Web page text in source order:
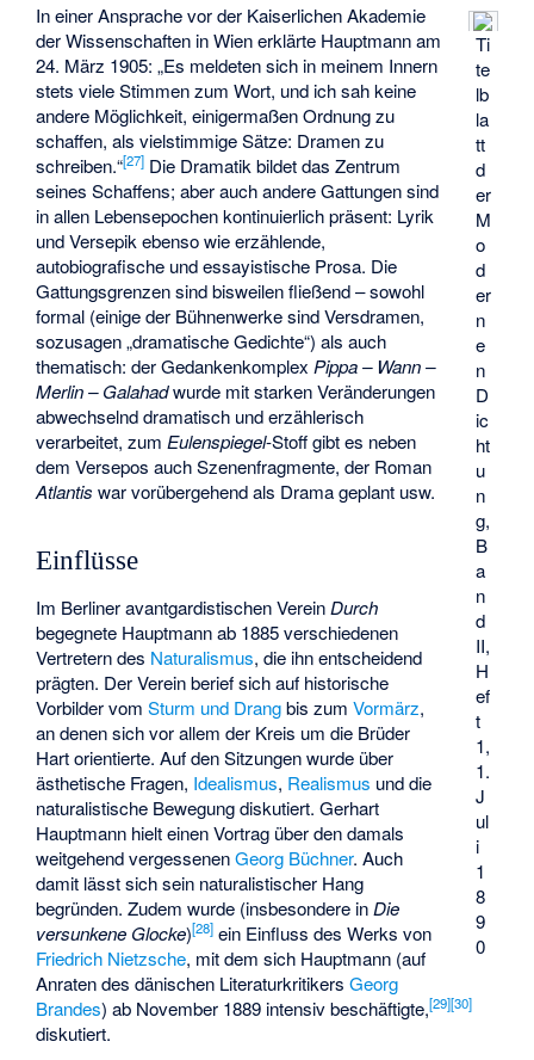
Ti
te
lb
la
tt
d
er
M
o
d
er
n
e
n
D
ic
ht
u
n
g,
B
a
n
d
II,
H
ef
t
1,
1.
J
ul
i
1
8
9
0
In einer Ansprache vor der Kaiserlichen Akademie
der Wissenschaften in Wien erklärte Hauptmann am
24. März 1905: „Es meldeten sich in meinem Innern
stets viele Stimmen zum Wort, und ich sah keine
andere Möglichkeit, einigermaßen Ordnung zu
schaffen, als vielstimmige Sätze: Dramen zu
schreiben.“[27] Die Dramatik bildet das Zentrum
seines Schaffens; aber auch andere Gattungen sind
in allen Lebensepochen kontinuierlich präsent: Lyrik
und Versepik ebenso wie erzählende,
autobiografische und essayistische Prosa. Die
Gattungsgrenzen sind bisweilen fließend – sowohl
formal (einige der Bühnenwerke sind Versdramen,
sozusagen „dramatische Gedichte“) als auch
thematisch: der Gedankenkomplex Pippa – Wann –
Merlin – Galahadwurde mit starken Veränderungen
abwechselnd dramatisch und erzählerisch
verarbeitet, zum Eulenspiegel-Stoff gibt es neben
dem Versepos auch Szenenfragmente, der Roman
Atlantis war vorübergehend als Drama geplant usw.
Einflüsse
Im Berliner avantgardistischen VereinDurch
begegnete Hauptmann ab 1885 verschiedenen
Vertretern des Naturalismus, die ihn entscheidend
prägten. Der Verein berief sich auf historische
Vorbilder vomSturm und Drangbis zumVormärz,
an denen sich vor allem der Kreis um die Brüder
Hart orientierte. Auf den Sitzungen wurde über
ästhetische Fragen, Idealismus, Realismus und die
naturalistische Bewegung diskutiert. Gerhart
Hauptmann hielt einen Vortrag über den damals
weitgehend vergessenenGeorg Büchner. Auch
damit lässt sich sein naturalistischer Hang
begründen. Zudem wurde (insbesondere inDie
versunkene Glocke)[28] ein Einfluss des Werks von
Friedrich Nietzsche, mit dem sich Hauptmann (auf
Anraten des dänischen LiteraturkritikersGeorg
Brandes) ab November 1889 intensiv beschäftigte,[29][30]
diskutiert.